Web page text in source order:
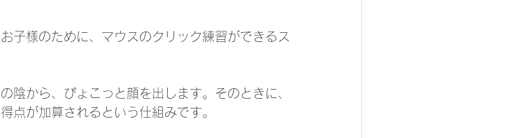
子様のために、マウスのクリック練習ができるス
から、ぴょこっと顔を出します。そのときに、
点が加算されるという仕組みです。